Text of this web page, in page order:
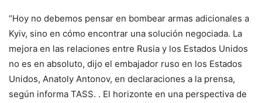
“Hoy no debemos pensar en bombear armas adicionales a
Kyiv, sino en cómo encontrar una solución negociada. La
mejora en las relaciones entre Rusia y los Estados Unidos
no es en absoluto, dijo el embajador ruso en los Estados
Unidos, Anatoly Antonov, en declaraciones a la prensa,
según informa TASS. . El horizonte en una perspectiva de